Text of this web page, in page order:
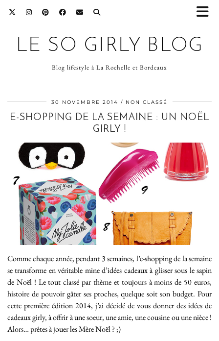
LE SO GIRLY BLOG
Blog lifestyle à La Rochelle et Bordeaux
30 NOVEMBRE 2014 NON CLASSÉ
E-SHOPPING DE LA SEMAINE : UN NOËL
GIRLY !
Comme chaque année, pendant 3 semaines, l’e-shopping de la semaine
se transforme en véritable mine d’idées cadeaux à glisser sous le sapin
de Noël ! Le tout classé par thème et toujours à moins de 50 euros,
histoire de pouvoir gâter ses proches, quelque soit son budget. Pour
cette première édition 2014, j’ai décidé de vous donner des idées de
cadeaux girly, à offrir à une soeur, une amie, une cousine ou une nièce !
Alors… prêtes à jouer les Mère Noël ? ;)